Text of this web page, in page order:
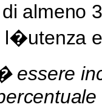
di
l�utenza
essere